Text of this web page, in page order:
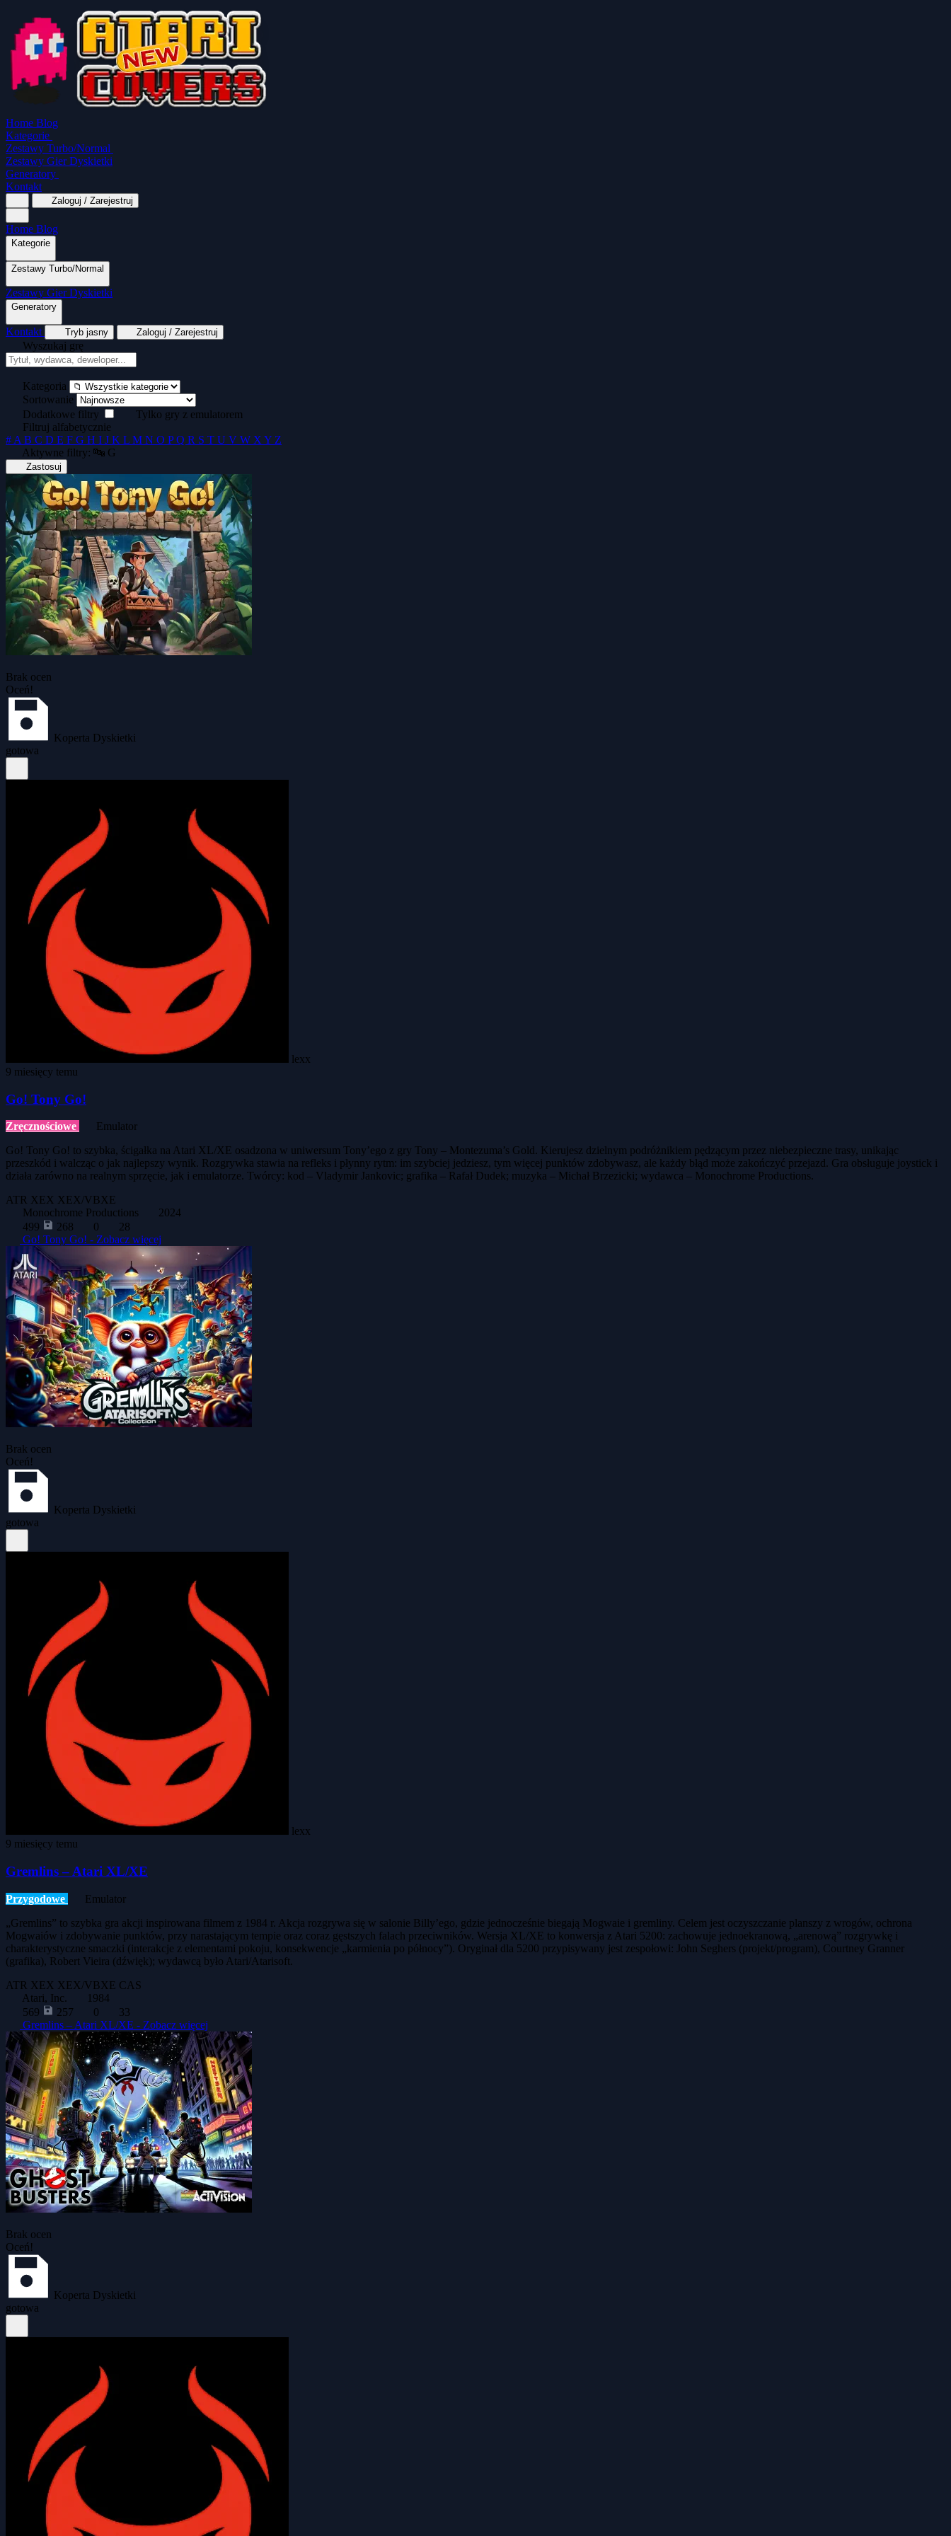
Home Blog
Kategorie
Zestawy Turbo/Normal
Zestawy Gier Dyskietki
Generatory
Kontakt
Zaloguj / Zarejestruj
Home Blog
Kategorie
Wszystkie kategorie
Tekstowe
Zestawy Turbo/Normal
MapaSoft Turbo ROM SparkTurbo 2000
Zestawy Gier Dyskietki
Generatory
Generator kopert dyskietek
Kontakt Tryb jasny Zaloguj / Zarejestruj
Wyszukaj grę
Kategoria
Sortowanie
Dodatkowe filtry
Tylko gry z emulatorem
Filtruj alfabetycznie
# A B C D E F G H I J K L M N O PQ R S T U V W X Y Z
Aktywne filtry: 🔤 G
Zastosuj
Brak ocen
Oceń!
Koperta Dyskietki
gotowa
lexx
9 miesięcy temu
Go! Tony Go!
Zręcznościowe
Emulator
Go! Tony Go! to szybka, ścigałka na Atari XL/XE osadzona w uniwersum Tony’ego z gry Tony – Montezuma’s Gold. Kierujesz dzielnym podróżnikiem pędzącym przez niebezpieczne trasy, unikając
przeszkód i walcząc o jak najlepszy wynik. Rozgrywka stawia na refleks i płynny rytm: im szybciej jedziesz, tym więcej punktów zdobywasz, ale każdy błąd może zakończyć przejazd. Gra obsługuje joystick i
działa zarówno na realnym sprzęcie, jak i emulatorze. Twórcy: kod – Vladymir Jankovic; grafika – Rafał Dudek; muzyka – Michał Brzezicki; wydawca – Monochrome Productions.
ATR XEX XEX/VBXE
Monochrome Productions
2024
499
268 0
28
Go! Tony Go! - Zobacz więcej
Brak ocen
Oceń!
Koperta Dyskietki
gotowa
lexx
9 miesięcy temu
Gremlins – Atari XL/XE
Przygodowe
Emulator
„Gremlins” to szybka gra akcji inspirowana filmem z 1984 r. Akcja rozgrywa się w salonie Billy’ego, gdzie jednocześnie biegają Mogwaie i gremliny. Celem jest oczyszczanie planszy z wrogów, ochrona
Mogwaiów i zdobywanie punktów, przy narastającym tempie oraz coraz gęstszych falach przeciwników. Wersja XL/XE to konwersja z Atari 5200: zachowuje jednoekranową, „arenową” rozgrywkę i
charakterystyczne smaczki (interakcje z elementami pokoju, konsekwencje „karmienia po północy”). Oryginał dla 5200 przypisywany jest zespołowi: John Seghers (projekt/program), Courtney Granner
(grafika), Robert Vieira (dźwięk); wydawcą było Atari/Atarisoft.
ATR XEX XEX/VBXE CAS
Atari, Inc.
1984
569
257 0
33
Gremlins – Atari XL/XE - Zobacz więcej
Brak ocen
Oceń!
Koperta Dyskietki
gotowa